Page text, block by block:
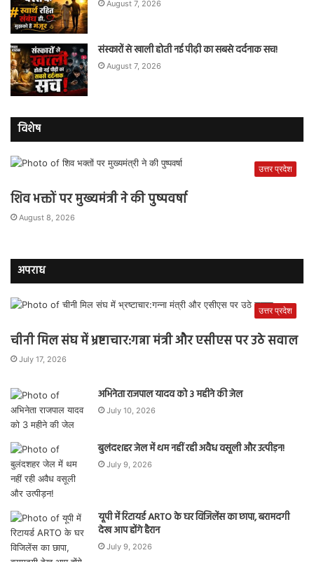
August 7, 2026
संस्कारों से खाली होती नई पीढ़ी का सबसे दर्दनाक सच!
August 7, 2026
विशेष
उत्तर प्रदेश
शिव भक्तों पर मुख्यमंत्री ने की पुष्पवर्षा
August 8, 2026
अपराध
उत्तर प्रदेश
चीनी मिल संघ में भ्रष्टाचार:गन्ना मंत्री और एसीएस पर उठे सवाल
July 17, 2026
अभिनेता राजपाल यादव को 3 महीने की जेल
July 10, 2026
बुलंदशहर जेल में थम नहीं रही अवैध वसूली और उत्पीड़न!
July 9, 2026
यूपी में रिटायर्ड ARTO के घर विजिलेंस का छापा, बरामदगी
देख आप होंगे हैरान
July 9, 2026